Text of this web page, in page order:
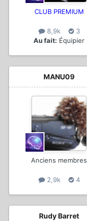
CLUB PREMIUM
8,9k
3
Au fait: Équipier
MANU09
Anciens membres
2,9k 4
Rudy Barret